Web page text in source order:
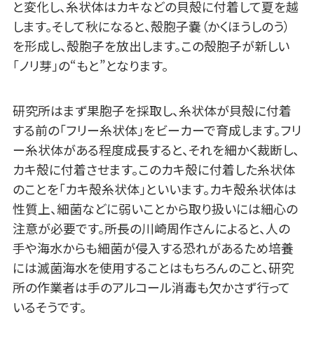
と変化し、糸状体はカキなどの貝殻に付着して夏を越
します。そして秋になると、殻胞子嚢（かくほうしのう）
を形成し、殻胞子を放出します。この殻胞子が新しい
「ノリ芽」の“もと”となります。
研究所はまず果胞子を採取し、糸状体が貝殻に付着
する前の「フリー糸状体」をビーカーで育成します。フリ
ー糸状体がある程度成長すると、それを細かく裁断し、
カキ殻に付着させます。このカキ殻に付着した糸状体
のことを「カキ殻糸状体」といいます。カキ殻糸状体は
性質上、細菌などに弱いことから取り扱いには細心の
注意が必要です。所長の川崎周作さんによると、人の
手や海水からも細菌が侵入する恐れがあるため培養
には滅菌海水を使用することはもちろんのこと、研究
所の作業者は手のアルコール消毒も欠かさず行って
いるそうです。